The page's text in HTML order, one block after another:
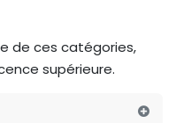
de ces catégories,
supérieure.